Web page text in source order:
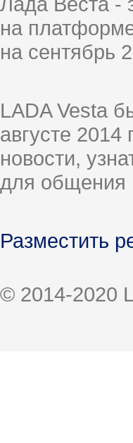
на
на сентябрь
LADA Vesta
августе
новости,
для общения
Разместить
© 2014-2020